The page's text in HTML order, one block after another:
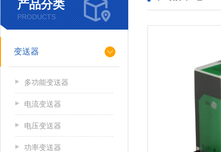
产品分类
PRODUCTS
变送器
多功能变送器
电流变送器
电压变送器
功率变送器